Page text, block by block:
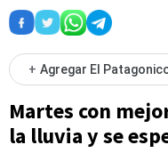
+ Agregar El
Martes con
la lluvia y se